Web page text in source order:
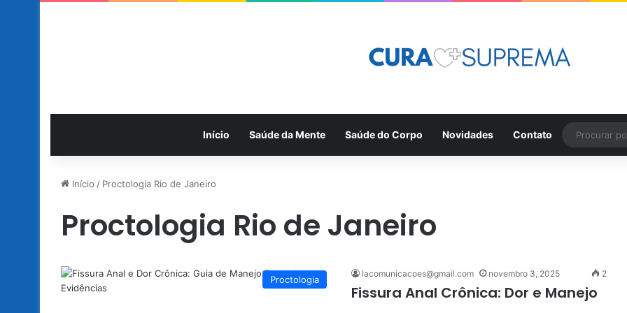
Início Saúde da Mente Saúde do Corpo Novidades Contato
Início / Proctologia Rio de Janeiro
Proctologia Rio de Janeiro
Proctologia
lacomunicacoes@gmail.com novembro 3, 2025 2
Fissura Anal Crônica: Dor e Manejo